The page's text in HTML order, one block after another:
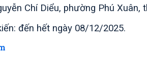
Chí Diểu, phường Phú Xuân,
đến hết ngày 08/12/2025.